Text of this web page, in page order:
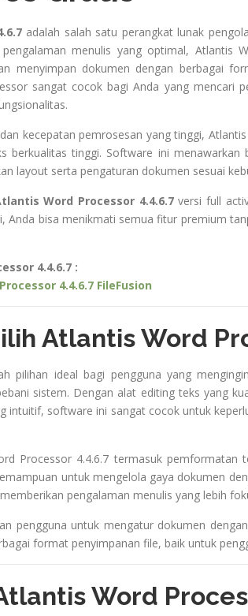
adalah salah satu perangkat lunak
menulis yang optimal, Atlantis
menyimpan dokumen dengan berbagai
sangat cocok bagi Anda yang mencari
kecepatan pemrosesan yang tinggi,
berkualitas tinggi. Software ini menawarkan
layout serta pengaturan dokumen sesuai
Word Processor 4.4.6.7versi full
Anda bisa menikmati semua fitur premium
4.4.6.7 :
4.4.6.7 FileFusion
Atlantis Word
pilihan ideal bagi pengguna yang
sistem. Dengan alat editing teks yang
intuitif, software ini sangat cocok untuk
Processor 4.4.6.7 termasuk pemformatan
untuk mengelola gaya dokumen
pengalaman menulis yang lebih
pengguna untuk mengatur dokumen
format penyimpanan file, baik untuk
Word